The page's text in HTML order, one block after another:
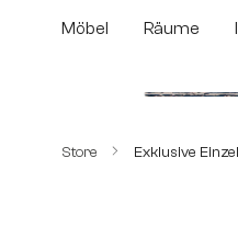
Hauptinhalt springen
Zur Suche springen
Zur Hauptnavigation
Möbel Räume
Store Exklusive